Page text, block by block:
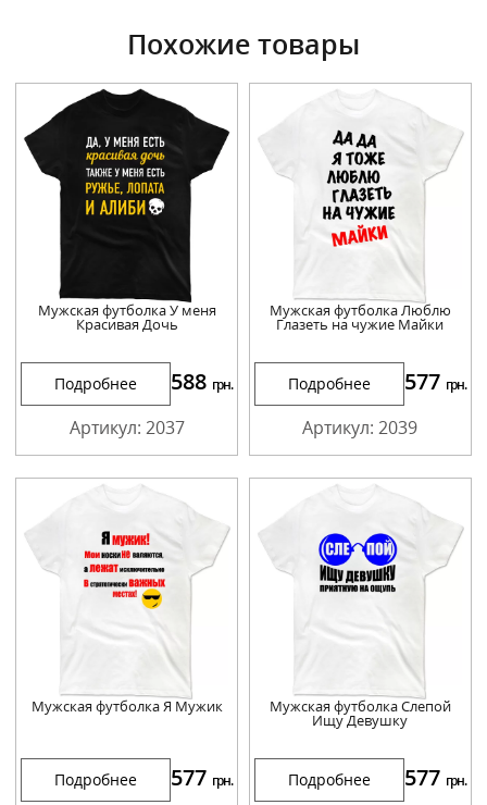
Похожие товары
Мужская футболка У меня
Красивая Дочь
Подробнее 588 грн.
Артикул: 2037
Мужская футболка Люблю
Глазеть на чужие Майки
Подробнее 577 грн.
Артикул: 2039
Мужская футболка Я Мужик
Подробнее 577 грн.
Мужская футболка Слепой
Ищу Девушку
Подробнее 577 грн.